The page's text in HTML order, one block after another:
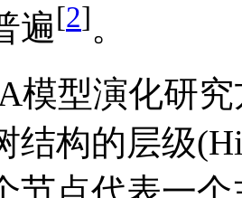
遍[2]。
模型演化研究
结构的层级